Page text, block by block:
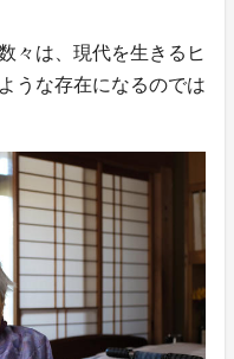
々は、現代を生きるヒ
うな存在になるのでは